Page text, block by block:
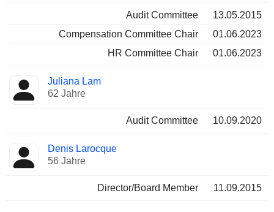
Audit Committee
13.05.2015
Compensation Committee Chair
01.06.2023
HR Committee Chair
01.06.2023
Juliana Lam
62 Jahre
Audit Committee 10.09.2020
Denis Larocque
56 Jahre
Director/Board Member 11.09.2015